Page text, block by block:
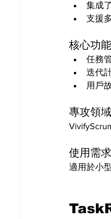
集成
支援
核心功能
任務
迭代
用戶
專攻領域
使用需求
適用於小